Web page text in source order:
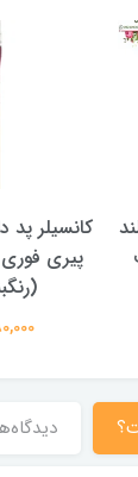
فول کاور ضد
نیویورک